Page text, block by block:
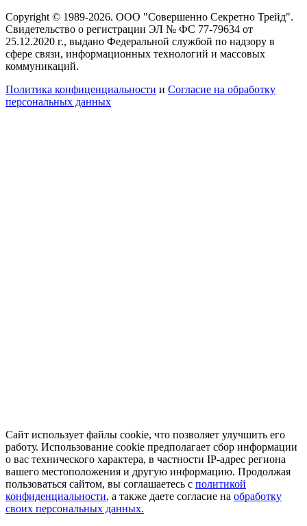
Copyright © 1989-2026. ООО "Совершенно Секретно Трейд".
Свидетельство о регистрации ЭЛ № ФС 77-79634 от
25.12.2020 г., выдано Федеральной службой по надзору в
сфере связи, информационных технологий и массовых
коммуникаций.
Политика конфиценциальности и Согласие на обработку
персональных данных
Сайт использует файлы cookie, что позволяет улучшить его
работу. Использование cookie предполагает сбор информации
о вас технического характера, в частности IP-адрес региона
вашего местоположения и другую информацию. Продолжая
пользоваться сайтом, вы соглашаетесь с политикой
конфиденциальности, а также даете согласие на обработку
своих персональных данных.